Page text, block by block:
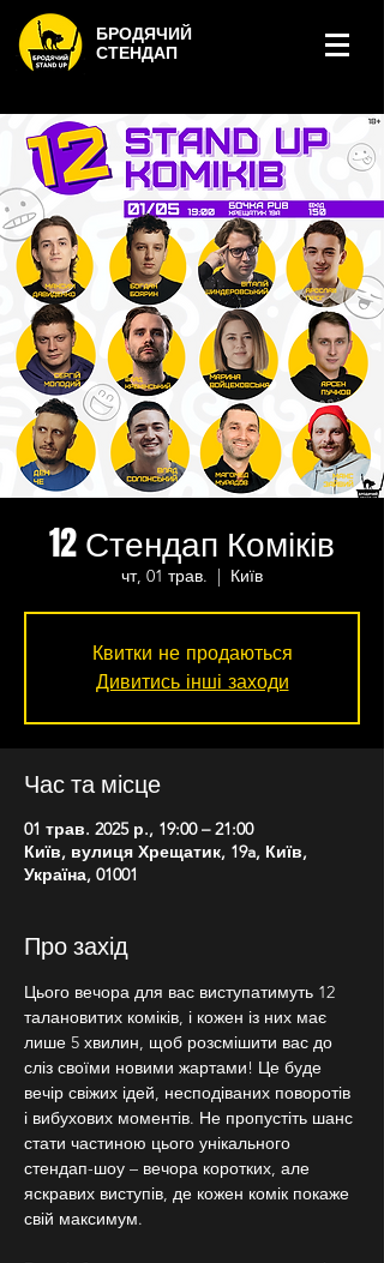
БРОДЯЧИЙ
СТЕНДАП
12 Стендап Коміків
чт, 01 трав.
  |
Київ
Квитки не продаються
Дивитись інші заходи
Час та місце
01 трав. 2025 р., 19:00 – 21:00
Київ, вулиця Хрещатик, 19a, Київ,
Україна, 01001
Про захід
Цього вечора для вас виступатимуть 12
талановитих коміків, і кожен із них має
лише 5 хвилин, щоб розсмішити вас до
сліз своїми новими жартами! Це буде
вечір свіжих ідей, несподіваних поворотів
і вибухових моментів. Не пропустіть шанс
стати частиною цього унікального
стендап-шоу – вечора коротких, але
яскравих виступів, де кожен комік покаже
свій максимум.